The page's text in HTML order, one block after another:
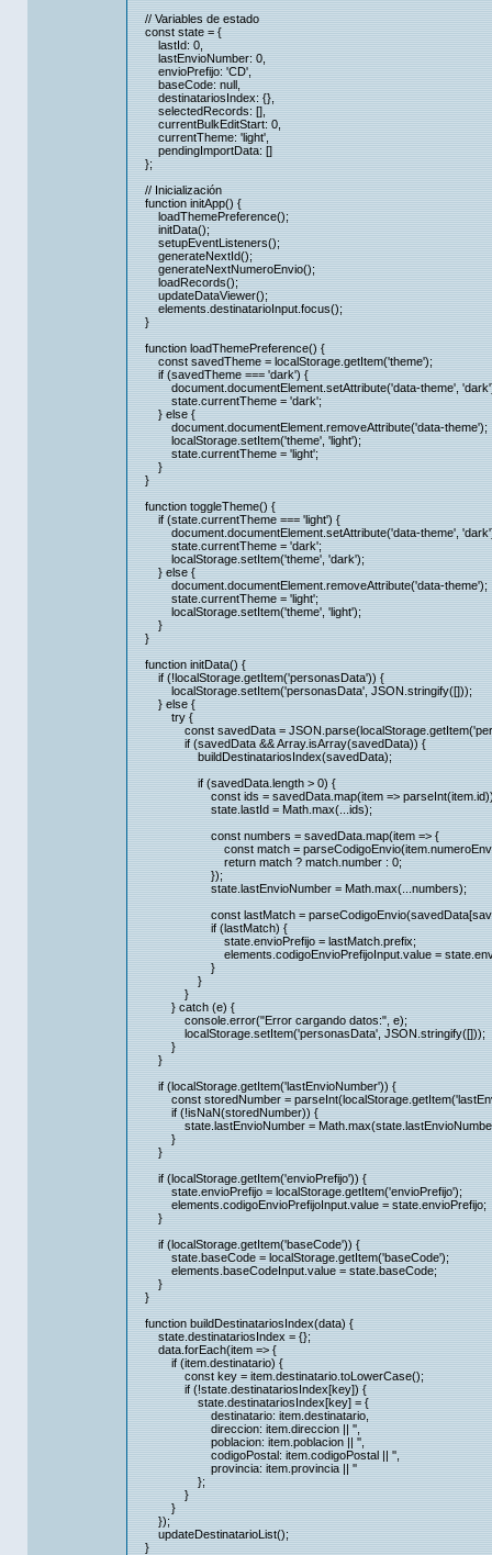
// Variables de estado
const state = {
lastId: 0,
lastEnvioNumber: 0,
envioPrefijo: 'CD',
baseCode: null,
destinatariosIndex: {},
selectedRecords: [],
currentBulkEditStart: 0,
currentTheme: 'light',
pendingImportData: []
};
// Inicialización
function initApp() {
loadThemePreference();
initData();
setupEventListeners();
generateNextId();
generateNextNumeroEnvio();
loadRecords();
updateDataViewer();
elements.destinatarioInput.focus();
}
function loadThemePreference() {
const savedTheme = localStorage.getItem('theme');
if (savedTheme === 'dark') {
document.documentElement.setAttribute('data-theme',
state.currentTheme = 'dark';
} else {
document.documentElement.removeAttribute('data-theme');
localStorage.setItem('theme', 'light');
state.currentTheme = 'light';
}
}
function toggleTheme() {
if (state.currentTheme === 'light') {
document.documentElement.setAttribute('data-theme',
state.currentTheme = 'dark';
localStorage.setItem('theme', 'dark');
} else {
document.documentElement.removeAttribute('data-theme');
state.currentTheme = 'light';
localStorage.setItem('theme', 'light');
}
}
function initData() {
if (!localStorage.getItem('personasData')) {
localStorage.setItem('personasData', JSON.stringify([]));
} else {
try {
const savedData =
if (savedData && Array.isArray(savedData)) {
buildDestinatariosIndex(savedData);
if (savedData.length > 0) {
const ids = savedData.map(item =>
state.lastId = Math.max(...ids);
const numbers = savedData.map(item => {
const match =
return match ? match.number : 0;
});
state.lastEnvioNumber = Math.max(...numbers);
const lastMatch =
if (lastMatch) {
state.envioPrefijo = lastMatch.prefix;
elements.codigoEnvioPrefijoInput.value =
}
}
}
} catch (e) {
console.error("Error cargando datos:", e);
localStorage.setItem('personasData', JSON.stringify([]));
}
}
if (localStorage.getItem('lastEnvioNumber')) {
const storedNumber =
if (!isNaN(storedNumber)) {
state.lastEnvioNumber =
}
}
if (localStorage.getItem('envioPrefijo')) {
state.envioPrefijo = localStorage.getItem('envioPrefijo');
elements.codigoEnvioPrefijoInput.value = state.envioPrefijo;
}
if (localStorage.getItem('baseCode')) {
state.baseCode = localStorage.getItem('baseCode');
elements.baseCodeInput.value = state.baseCode;
}
}
function buildDestinatariosIndex(data) {
state.destinatariosIndex = {};
data.forEach(item => {
if (item.destinatario) {
const key = item.destinatario.toLowerCase();
if (!state.destinatariosIndex[key]) {
state.destinatariosIndex[key] = {
destinatario: item.destinatario,
direccion: item.direccion || '',
poblacion: item.poblacion || '',
codigoPostal: item.codigoPostal || '',
provincia: item.provincia || ''
};
}
}
});
updateDestinatarioList();
}